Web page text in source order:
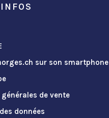
sur son smartphone
de vente
données